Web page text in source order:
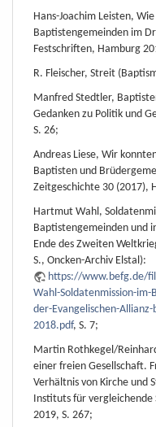
Hans-Joachim Leisten,
Baptistengemeinden im
Festschriften, Hamburg
R. Fleischer, Streit
Manfred Stedtler,
Gedanken zu Politik und
S. 26;
Andreas Liese, Wir
Baptisten und
Zeitgeschichte 30 (2017),
Hartmut Wahl,
Baptistengemeinden und
Ende des Zweiten
S., Oncken-Archiv Elstal):
https://www.befg.de/
Wahl-Soldatenmission-
der-Evangelischen-
2018.pdf, S. 7;
Martin Rothkegel/
einer freien Gesellschaft.
Verhältnis von Kirche und
Instituts für
2019, S. 267;